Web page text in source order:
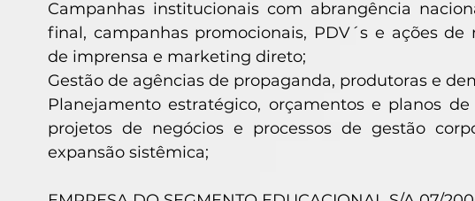
Campanhas institucionais com abrangência
final, campanhas promocionais, PDV´s e ações de
de imprensa e marketing direto;
Gestão de agências de propaganda, produtoras e
Planejamento estratégico, orçamentos e planos
projetos de negócios e processos de gestão
expansão sistêmica;